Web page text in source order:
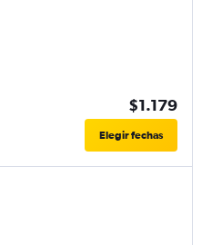
$1.179
Elegir fechas